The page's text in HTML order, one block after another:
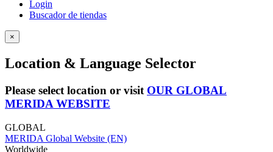
Login
Buscador de tiendas
×
Location & Language Selector
Please select location or visit OUR GLOBAL
MERIDA WEBSITE
GLOBAL
MERIDA Global Website (EN)
Worldwide